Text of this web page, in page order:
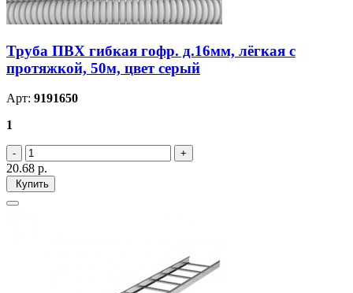
Труба ПВХ гибкая гофр. д.16мм, лёгкая с
протяжкой, 50м, цвет серый
Арт: 9191650
1
20.68 р.
Купить